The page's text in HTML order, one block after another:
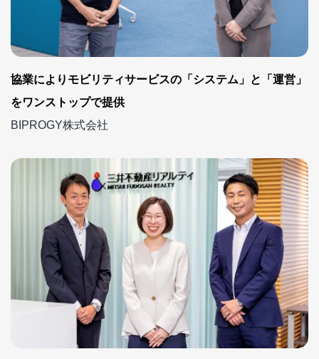
協業によりモビリティサービスの「システム」と「運営」
をワンストップで提供
BIPROGY株式会社